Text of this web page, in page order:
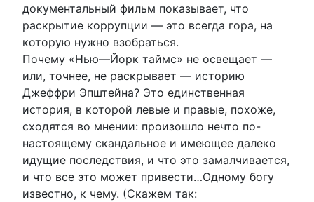
документальный фильм показывает, что
раскрытие коррупции — это всегда гора, на
которую нужно взобраться.
Почему «Нью—Йорк таймс» не освещает —
или, точнее, не раскрывает — историю
Джеффри Эпштейна? Это единственная
история, в которой левые и правые, похоже,
сходятся во мнении: произошло нечто по-
настоящему скандальное и имеющее далеко
идущие последствия, и что это замалчивается,
и что все это может привести…Одному богу
известно, к чему. (Скажем так: